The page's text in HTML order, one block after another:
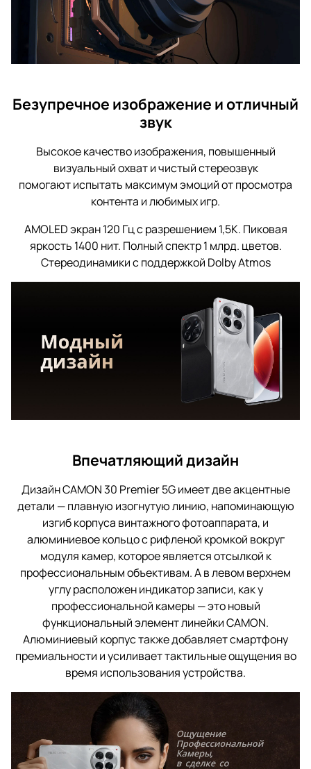
Безупречное изображение и отличный
звук
Высокое качество изображения, повышенный
визуальный охват и чистый стереозвук
помогают испытать максимум эмоций от просмотра
контента и любимых игр.
AMOLED экран 120 Гц с разрешением 1,5К. Пиковая
яркость 1400 нит. Полный спектр 1 млрд. цветов.
Стереодинамики с поддержкой Dolby Atmos
Впечатляющий дизайн
Дизайн CAMON 30 Premier 5G имеет две акцентные
детали — плавную изогнутую линию, напоминающую
изгиб корпуса винтажного фотоаппарата, и
алюминиевое кольцо с рифленой кромкой вокруг
модуля камер, которое является отсылкой к
профессиональным объективам. А в левом верхнем
углу расположен индикатор записи, как у
профессиональной камеры — это новый
функциональный элемент линейки CAMON.
Алюминиевый корпус также добавляет смартфону
премиальности и усиливает тактильные ощущения во
время использования устройства.